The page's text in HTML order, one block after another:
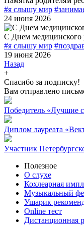
#я слышу мир
24 июня 2026
С Днем медицинского
#я слышу мир
19 июня 2026
Назад
+
Спасибо за подписку!
Вам отправлено
Победитель «Лучшие
Диплом лауреата
Участник
Полезное
О слухе
Кохлеарная
Музыкальный
Ушарик
Online тест
Дистанционная